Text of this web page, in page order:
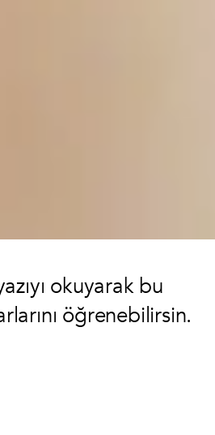
okuyarak bu
öğrenebilirsin.